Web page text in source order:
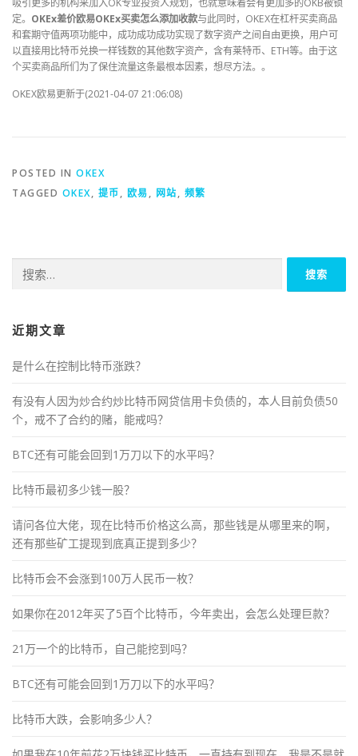
吸引更多的机构来加入OK专业投资人规划，也就意味着会有更加多的OKB被锁
定。 OKEx差价欧易OKEx买卖怎么添加收款与此同时，OKEX在杠杆买卖商品
和套期守值两项功能中，成功成功成功实现了数字资产之间自由更换，用户可
以直接用比特币兑换一样钱数的其他数字资产，含有莱特币、ETH等。由于这
个买卖商品所们为了保住流量这条最根本因素，想尽方法。。
OKEX欧易更新于(2021-04-07 21:06:08)
POSTED IN OKEX
TAGGED OKEX, 提币, 欧易, 网站, 频繁
索：
近期文章
是什么在控制比特币涨跌？
有没有人因为炒合约炒比特币网贷信用卡负债的，本人目前负债50
个，戒不了合约的赌，能戒吗？
BTC还有可能会回到1万刀以下的水平吗？
比特币最初多少钱一股？
请问各位大佬，现在比特币价格这么高，那些钱是从哪里来的啊，
还有那些矿工提现到底真正提到多少？
比特币会不会涨到100万人民币一枚？
如果你在2012年买了5百个比特币，今年卖出，会怎么处理巨款？
21万一个的比特币，自己能挖到吗？
BTC还有可能会回到1万刀以下的水平吗？
比特币大跌，会影响多少人？